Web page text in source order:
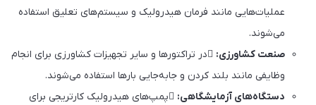
عملیات‌هایی مانند فرمان هیدرولیک و سیستم‌های تعلیق استفاده
می‌شوند.
صنعت کشاورزی:
در تراکتورها و سایر تجهیزات کشاورزی برای انجام
وظایفی مانند بلند کردن و جابه‌جایی بارها استفاده می‌شوند.
دستگاه‌های آزمایشگاهی:
پمپ‌های هیدرولیک کارتریجی برای